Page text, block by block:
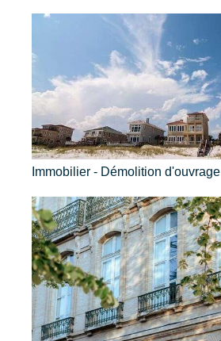
Immobilier - Démolition d'ouvrage